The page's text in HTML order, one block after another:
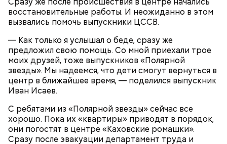
восстановительные работы. И неожиданно в этом
вызвались помочь выпускники ЦССВ.
— Как только я услышал о беде, сразу же
предложил свою помощь. Со мной приехали трое
моих друзей, тоже выпускников «Полярной
звезды». Мы надеемся, что дети смогут вернуться в
центр в ближайшее время, — поделился выпускник
Иван Исаев.
С ребятами из «Полярной звезды» сейчас все
хорошо. Пока их «квартиры» приводят в порядок,
они погостят в центре «Каховские ромашки».
Сразу после эвакуации департамент труда и
Множество людей совершают паломнические
поездки, чтобы поклониться мощам Святителя
Николая, которые находятся в Италии. 19 декабря
отмечается Никола Зимний, а 22 мая Никола вешний
или летний. Этот день установлен в память об
обретении его мощей.
и лечо: топ-8 проверенных
рецептов закруток на зиму
Первые блюда